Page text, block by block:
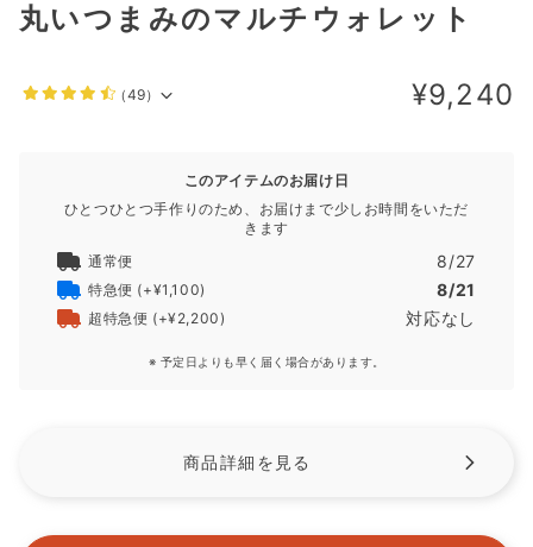
丸いつまみのマルチウォレット
（49） ¥9,240
このアイテムのお届け日
ひとつひとつ手作りのため、お届けまで少しお時間をいただ
きます
通常便
8/27
特急便 (+¥1,100) 8/21
超特急便 (+¥2,200) 対応なし
※ 予定日よりも早く届く場合があります。
商品詳細を見る